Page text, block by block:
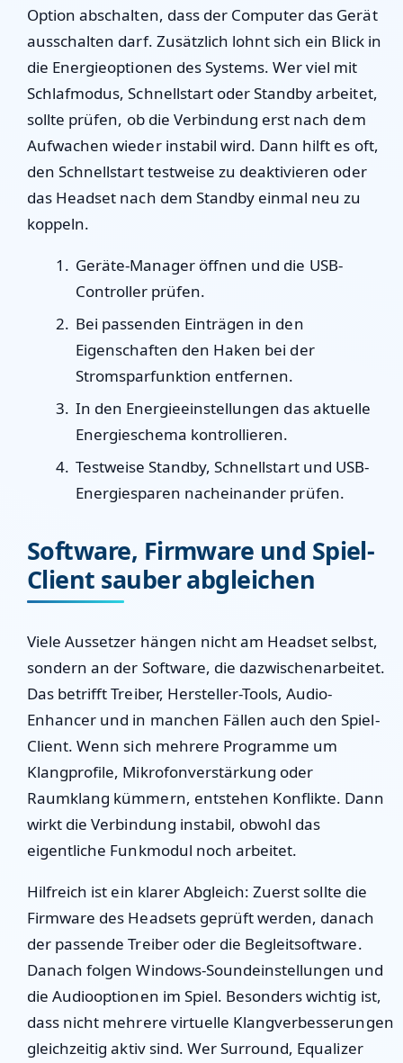
Option abschalten, dass der Computer das Gerät
ausschalten darf. Zusätzlich lohnt sich ein Blick in
die Energieoptionen des Systems. Wer viel mit
Schlafmodus, Schnellstart oder Standby arbeitet,
sollte prüfen, ob die Verbindung erst nach dem
Aufwachen wieder instabil wird. Dann hilft es oft,
den Schnellstart testweise zu deaktivieren oder
das Headset nach dem Standby einmal neu zu
koppeln.
Geräte-Manager öffnen und die USB-
Controller prüfen.
Bei passenden Einträgen in den
Eigenschaften den Haken bei der
Stromsparfunktion entfernen.
In den Energieeinstellungen das aktuelle
Energieschema kontrollieren.
Testweise Standby, Schnellstart und USB-
Energiesparen nacheinander prüfen.
Software, Firmware und Spiel-
Client sauber abgleichen
Viele Aussetzer hängen nicht am Headset selbst,
sondern an der Software, die dazwischenarbeitet.
Das betrifft Treiber, Hersteller-Tools, Audio-
Enhancer und in manchen Fällen auch den Spiel-
Client. Wenn sich mehrere Programme um
Klangprofile, Mikrofonverstärkung oder
Raumklang kümmern, entstehen Konflikte. Dann
wirkt die Verbindung instabil, obwohl das
eigentliche Funkmodul noch arbeitet.
Hilfreich ist ein klarer Abgleich: Zuerst sollte die
Firmware des Headsets geprüft werden, danach
der passende Treiber oder die Begleitsoftware.
Danach folgen Windows-Soundeinstellungen und
die Audiooptionen im Spiel. Besonders wichtig ist,
dass nicht mehrere virtuelle Klangverbesserungen
gleichzeitig aktiv sind. Wer Surround, Equalizer